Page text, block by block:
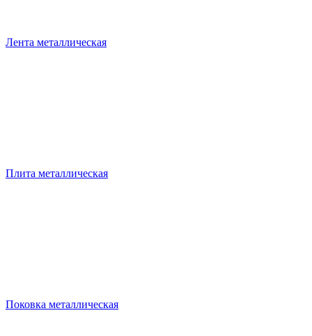
Лента металлическая
Плита металлическая
Поковка металлическая